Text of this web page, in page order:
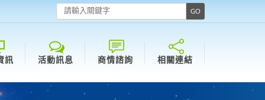
訊 活動訊息 商情諮詢 相關連結